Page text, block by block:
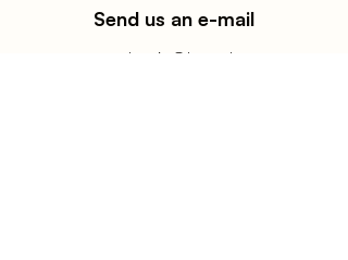
Send us an e-mail
stephanie@hype.law